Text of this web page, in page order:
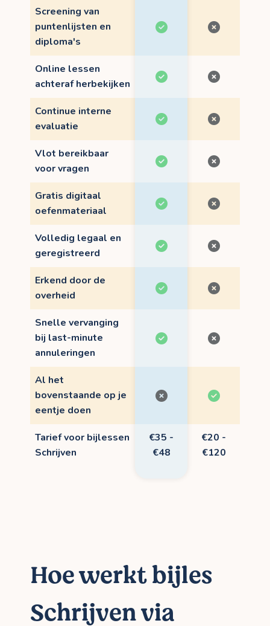
Screening van
puntenlijsten en
diploma's
Online lessen
achteraf herbekijken
Continue interne
evaluatie
Vlot bereikbaar
voor vragen
Gratis digitaal
oefenmateriaal
Volledig legaal en
geregistreerd
Erkend door de
overheid
Snelle vervanging
bij last-minute
annuleringen
Al het
bovenstaande op je
eentje doen
Tarief voor bijlessen
Schrijven
€35 -
€48
€20 -
€120
Hoe werkt bijles
Schrijven via